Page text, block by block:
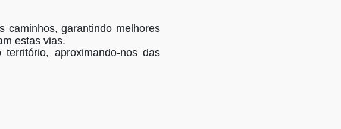
caminhos, garantindo melhores
estas vias.
aproximando-nos das